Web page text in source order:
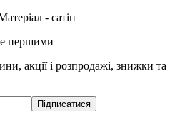
- сатін
першими
акції і розпродажі, знижки та
Підписатися